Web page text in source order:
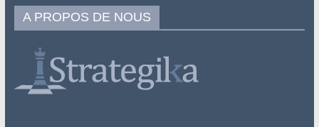
A PROPOS DE NOUS